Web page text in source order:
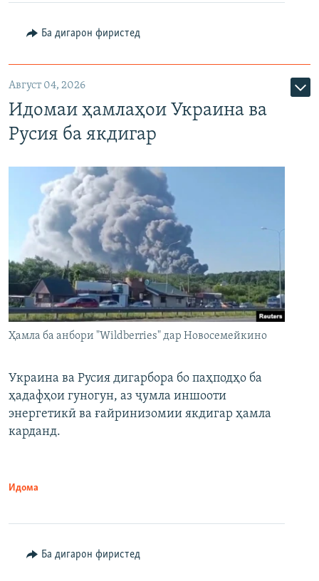
Ба дигарон фиристед
Август 04, 2026
Идомаи ҳамлаҳои Украина ва
Русия ба якдигар
Ҳамла ба анбори "Wildberries" дар Новосемейкино
Украина ва Русия дигарбора бо паҳподҳо ба
ҳадафҳои гуногун, аз ҷумла иншооти
энергетикӣ ва ғайринизомии якдигар ҳамла
карданд.
Идома
Ба дигарон фиристед